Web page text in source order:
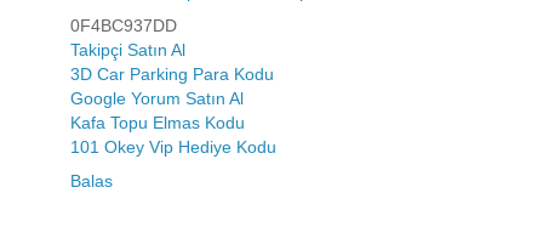
0F4BC937DD
Takipçi Satın Al
3D Car Parking Para Kodu
Google Yorum Satın Al
Kafa Topu Elmas Kodu
101 Okey Vip Hediye Kodu
Balas